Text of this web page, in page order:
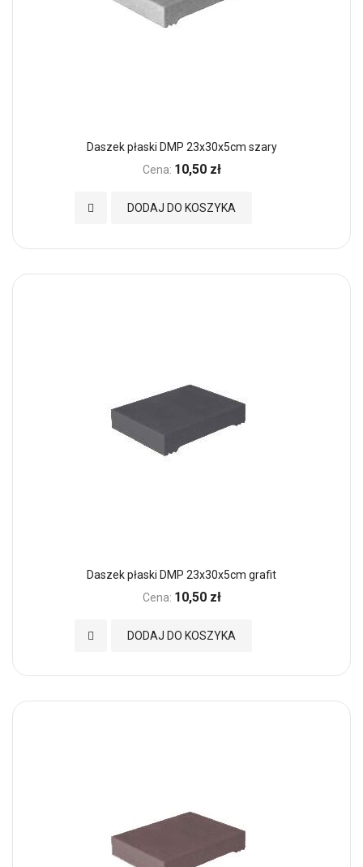
Daszek płaski DMP 23x30x5cm szary
Cena: 10,50 zł
DODAJ DO KOSZYKA
Dodaj do Ulubionych
Daszek płaski DMP 23x30x5cm grafit
Cena: 10,50 zł
DODAJ DO KOSZYKA
Dodaj do Ulubionych